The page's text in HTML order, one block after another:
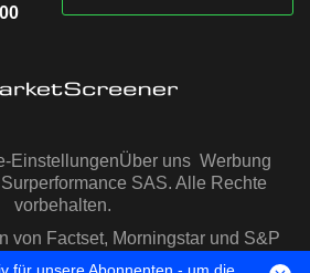
EinstellungenÜber uns Werbung
SAS. Alle Rechte
vorbehalten.
von Factset, Morningstar und S&P
zur Verfügung gestellt